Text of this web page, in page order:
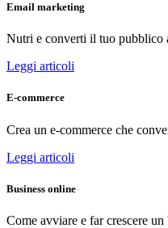
Email marketing
Nutri e converti il tuo pubblico
Leggi articoli
E-commerce
Crea un e-commerce che
Leggi articoli
Business online
Come avviare e far crescere un